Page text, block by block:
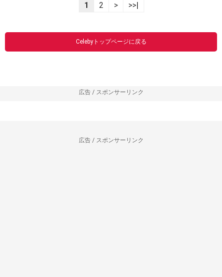
1 2 > >>|
Celebyトップページに戻る
広告 / スポンサーリンク
広告 / スポンサーリンク